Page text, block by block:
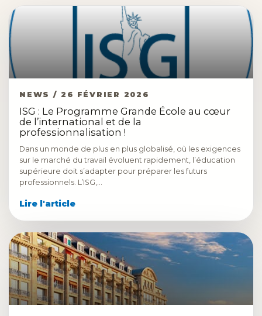
NEWS / 26 FÉVRIER 2026
ISG : Le Programme Grande École au cœur
de l’international et de la
professionnalisation !
Dans un monde de plus en plus globalisé, où les exigences
sur le marché du travail évoluent rapidement, l’éducation
supérieure doit s’adapter pour préparer les futurs
professionnels. L’ISG,…
Lire l'article